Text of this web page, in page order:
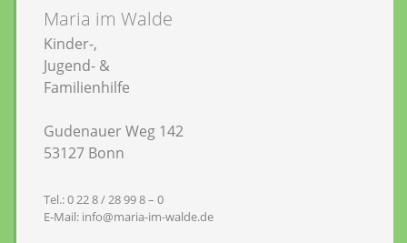
Maria im Walde
Kinder-,
Jugend- &
Familienhilfe
Gudenauer Weg 142
53127 Bonn
Tel.: 0 22 8 / 28 99 8 – 0
E-Mail: info@maria-im-walde.de